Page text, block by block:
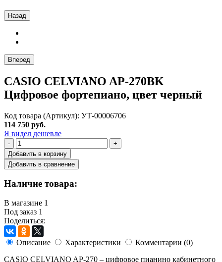
Назад
Вперед
CASIO CELVIANO AP-270BK
Цифровое фортепиано, цвет черный
Код товара (Артикул): УТ-00006706
114 750 руб.
Я видел дешевле
-
+
Добавить в корзину
Добавить в сравнение
Наличие товара:
В магазине 1
Под заказ 1
Поделиться:
Описание Характеристики
Комментарии (0)
CASIO CELVIANO AP-270 – цифровое пианино кабинетного